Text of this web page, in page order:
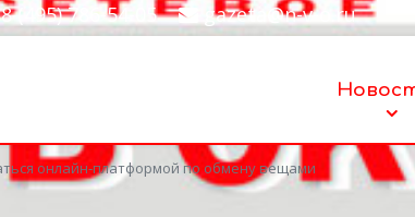
8 (495) 786-54-05 gazeta@n-v-o.ru
онлайн‑платформой по обмену вещами